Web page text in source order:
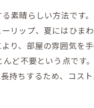
素晴らしい方法です
リップ、夏にはひま
り、部屋の雰囲気を
ど不要という点です
ちするため、コスト